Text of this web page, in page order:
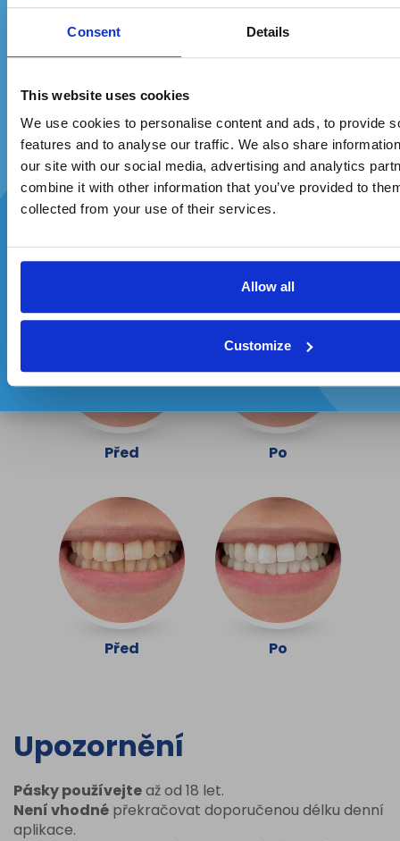
Consent Details
This website uses cookies
We use cookies to personalise content and ads, to provide
features and to analyse our traffic. We also share
our site with our social media, advertising and analytics
combine it with other information that you’ve provided to
collected from your use of their services.
Allow all
Customize
Před Po
Před Po
Před Po
Upozornění
Pásky používejteaž od 18 let.
Není vhodné překračovat doporučenou délku denní
aplikace.
naší nabídky!
Zadejte svůj e-mail a jste ve hře.
Souhlasím se zpracováním osobních údajů a zasíláním